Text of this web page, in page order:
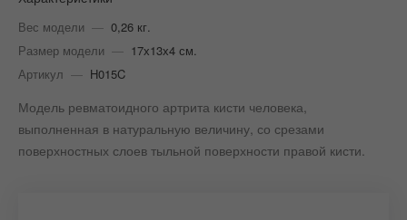
Вес модели — 0,26 кг.
Размер модели — 17х13х4 см.
Артикул — H015C
Модель ревматоидного артрита кисти человека,
выполненная в натуральную величину, со срезами
поверхностных слоев тыльной поверхности правой кисти.